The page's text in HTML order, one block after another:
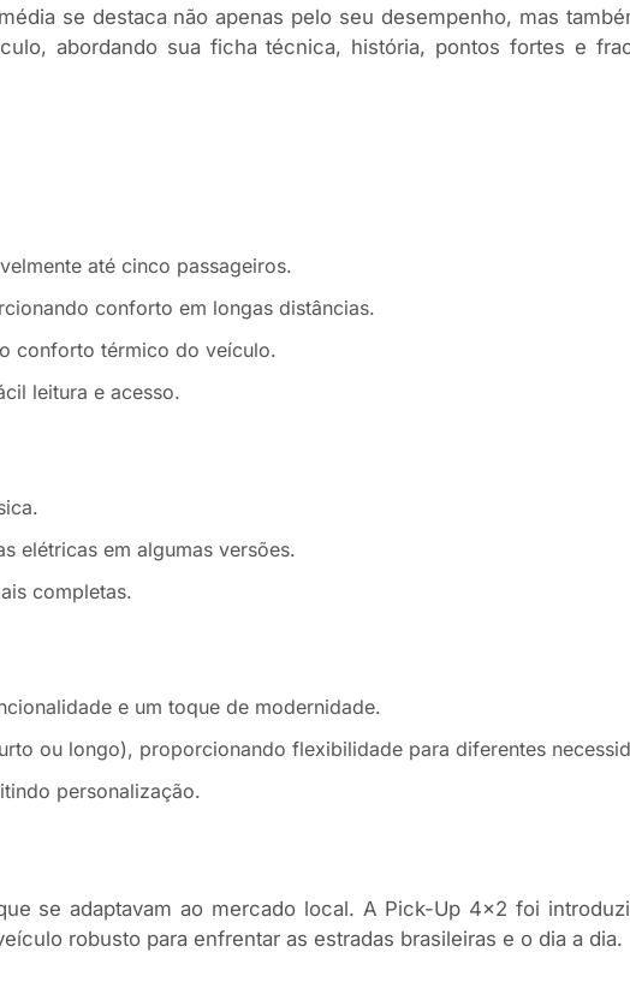
se destaca não apenas pelo seu desempenho, mas
abordando sua ficha técnica, história, pontos fortes e
até cinco passageiros.
conforto em longas distâncias.
conforto térmico do veículo.
leitura e acesso.
elétricas em algumas versões.
completas.
e um toque de modernidade.
ou longo), proporcionando flexibilidade para diferentes
personalização.
se adaptavam ao mercado local. A Pick-Up 4×2 foi
robusto para enfrentar as estradas brasileiras e o dia a dia.